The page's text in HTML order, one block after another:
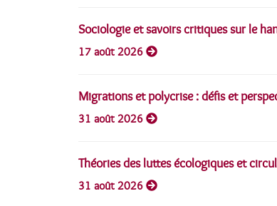
Sociologie et savoirs critiques sur le
17 août 2026
Migrations et polycrise : défis et
31 août 2026
Théories des luttes écologiques et
31 août 2026